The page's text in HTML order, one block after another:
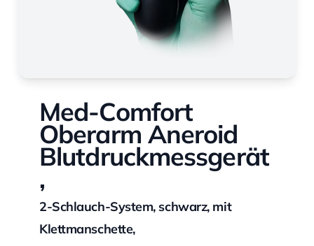
Med-Comfort
Oberarm Aneroid
Blutdruckmessgerät
,
2-Schlauch-System, schwarz, mit
Klettmanschette,